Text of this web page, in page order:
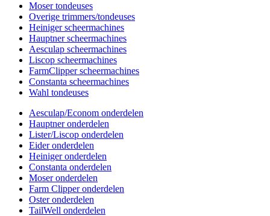
Moser tondeuses
Overige trimmers/tondeuses
Heiniger scheermachines
Hauptner scheermachines
Aesculap scheermachines
Liscop scheermachines
FarmClipper scheermachines
Constanta scheermachines
Wahl tondeuses
Aesculap/Econom onderdelen
Hauptner onderdelen
Lister/Liscop onderdelen
Eider onderdelen
Heiniger onderdelen
Constanta onderdelen
Moser onderdelen
Farm Clipper onderdelen
Oster onderdelen
TailWell onderdelen